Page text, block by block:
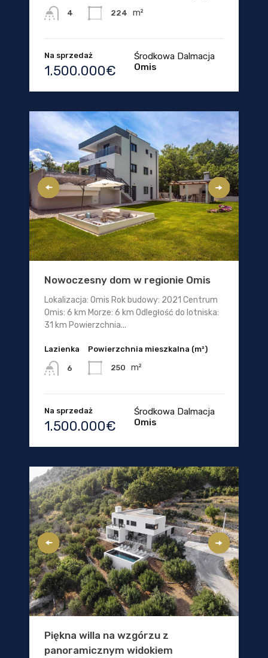
4 224 m²
Na sprzedaż
1.500.000€
Środkowa Dalmacja
Omis
Nowoczesny dom w regionie Omis
Lokalizacja: Omis Rok budowy: 2021 Centrum
Omis: 6 km Morze: 6 km Odległość do lotniska:
31 km Powierzchnia...
Lazienka
6
Powierzchnia mieszkalna (m²)
250 m²
Na sprzedaż
1.500.000€
Środkowa Dalmacja
Omis
Piękna willa na wzgórzu z
panoramicznym widokiem